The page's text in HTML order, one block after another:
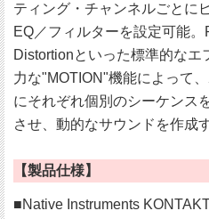
ティング・チャンネルごとに
EQ／フィルターを設定可能
Distortionといった標準的なエ
力な"MOTION"機能によって
にそれぞれ個別のシーケンス
させ、動的なサウンドを作成
【製品仕様】
■Native Instruments